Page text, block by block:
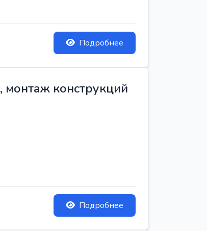
Подробнее
конструкций
Подробнее